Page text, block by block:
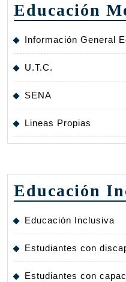
Educación
Información General
U.T.C.
SENA
Lineas Propias
Educación
Educación Inclusiva
Estudiantes con
Estudiantes con